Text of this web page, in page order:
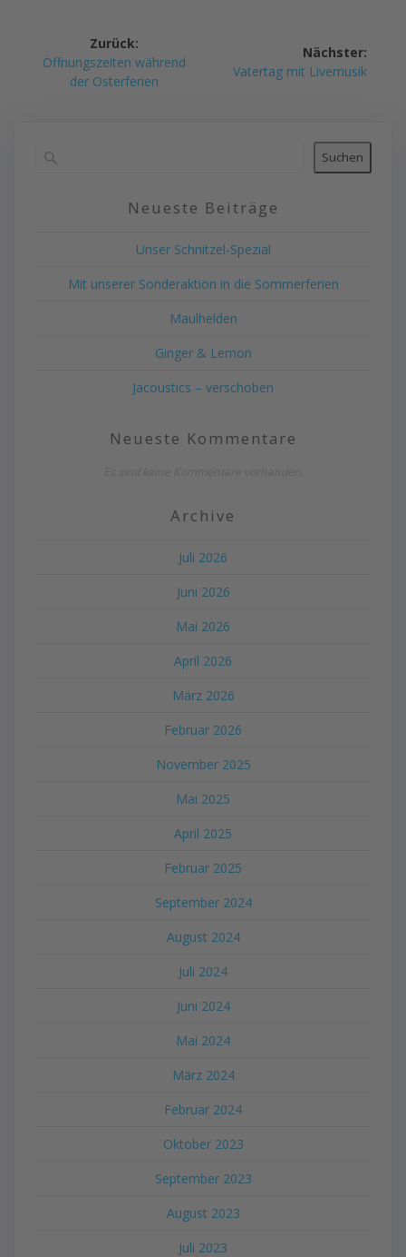
Beitragsnavigation
Zurück:
Vorheriger
Beitrag:
Öffnungszeiten während
der Osterferien
Nächster:
Nächster
Vatertag mit Livemusik
Suchen
Neueste Beiträge
Unser Schnitzel-Spezial
Mit unserer Sonderaktion in die Sommerferien
Maulhelden
Ginger & Lemon
Jacoustics – verschoben
Neueste Kommentare
Archive
Juli 2026
Juni 2026
Mai 2026
April 2026
März 2026
Februar 2026
November 2025
Mai 2025
April 2025
Februar 2025
September 2024
August 2024
Juli 2024
Juni 2024
Mai 2024
März 2024
Februar 2024
Oktober 2023
September 2023
August 2023
Juli 2023